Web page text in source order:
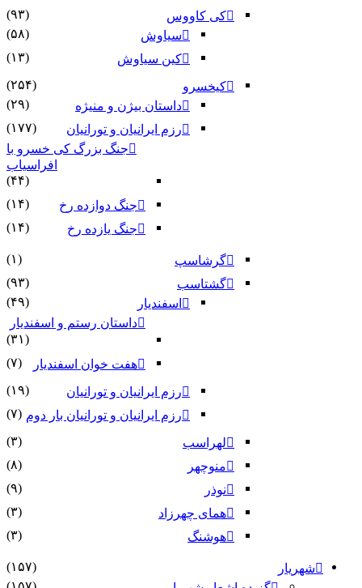
کی کاووس
(۹۳)
سیاوش
(۵۸)
کین سیاوش
(۱۳)
کیخسرو
(۲۵۴)
داستان بیژن و منیژه
(۲۹)
رزم ایرانیان و تورانیان
(۱۷۷)
جنگ بزرگ کی خسرو با
افراسیاب
(۴۴)
جنگ دوازده رخ
(۱۴)
جنگ یازده رخ
(۱۴)
گرشاسپ
(۱)
گشتاسب
(۹۳)
اسفندیار
(۴۹)
داستان رستم و اسفندیار
(۳۱)
هفت خوان اسفندیار
(۷)
رزم ایرانیان و تورانیان
(۱۹)
رزم ایرانیان و تورانیان بار دوم (۷)
لهراسب
(۳)
منوچهر
(۸)
نوذر
(۹)
هماى چهرزاد
(۳)
هوشنگ
(۳)
شهریار
(۱۵۷)